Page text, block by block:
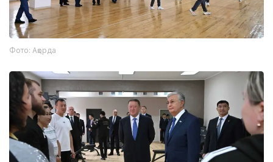
Фото: Ақорда